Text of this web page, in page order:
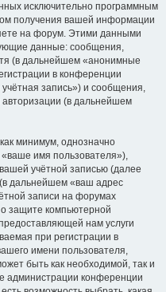
исключительно программным
получения вашей информации
на форум. Этими данными
данные: сообщения,
(в дальнейшем «анонимные
в конференции
запись») и сообщения,
(в дальнейшем
минимум, однозначно
имя пользователя»),
учётной записью (далее
дальнейшем «ваш адрес
записи на форумах
защите компьютерной
нам услуги
при регистрации в
имени пользователя,
быть как необходимой, так и
администрации конференции